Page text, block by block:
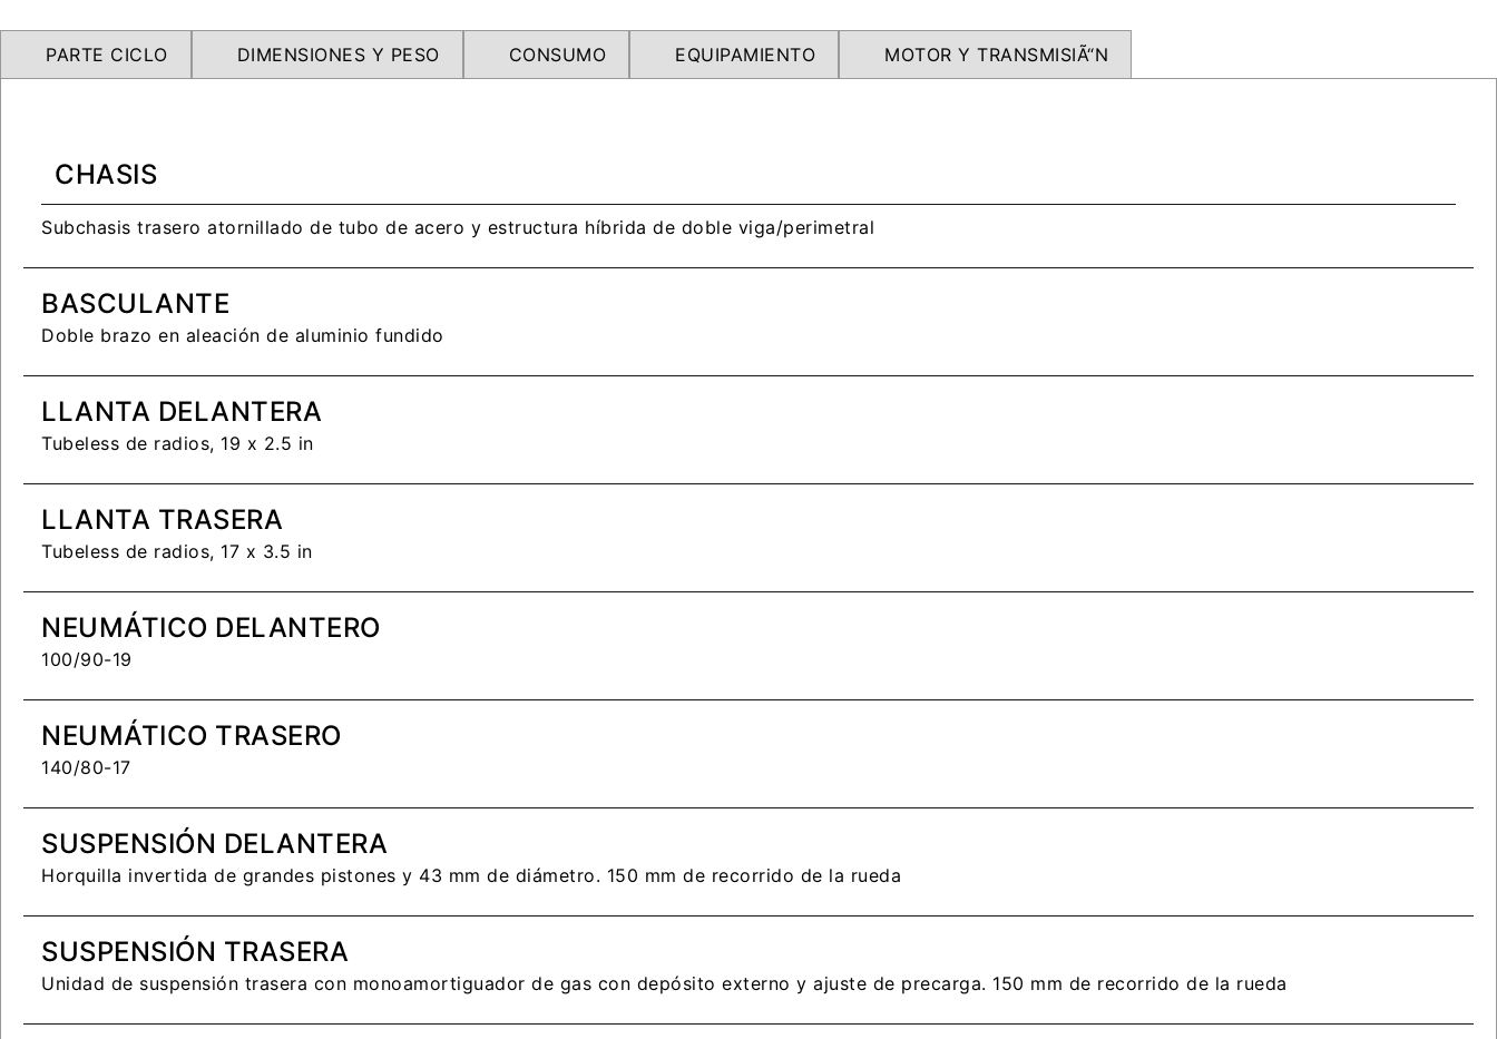
PARTE CICLO DIMENSIONES Y PESO CONSUMO EQUIPAMIENTO MOTOR Y TRANSMISIÃ“N
CHASIS
Subchasis trasero atornillado de tubo de acero y estructura híbrida de doble viga/perimetral
BASCULANTE
Doble brazo en aleación de aluminio fundido
LLANTA DELANTERA
Tubeless de radios, 19 x 2.5 in
LLANTA TRASERA
Tubeless de radios, 17 x 3.5 in
NEUMÁTICO DELANTERO
100/90-19
NEUMÁTICO TRASERO
140/80-17
SUSPENSIÓN DELANTERA
Horquilla invertida de grandes pistones y 43 mm de diámetro. 150 mm de recorrido de la rueda
SUSPENSIÓN TRASERA
Unidad de suspensión trasera con monoamortiguador de gas con depósito externo y ajuste de precarga. 150 mm de recorrido de la rueda